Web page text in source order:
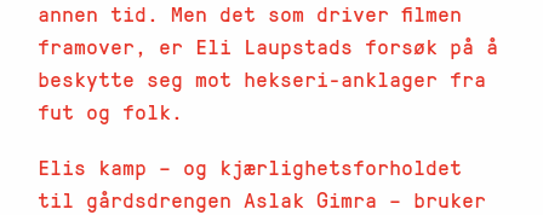
annen tid. Men det som driver filmen
framover, er Eli Laupstads forsøk på å
beskytte seg mot hekseri-anklager fra
fut og folk.
Elis kamp – og kjærlighetsforholdet
til gårdsdrengen Aslak Gimra – bruker